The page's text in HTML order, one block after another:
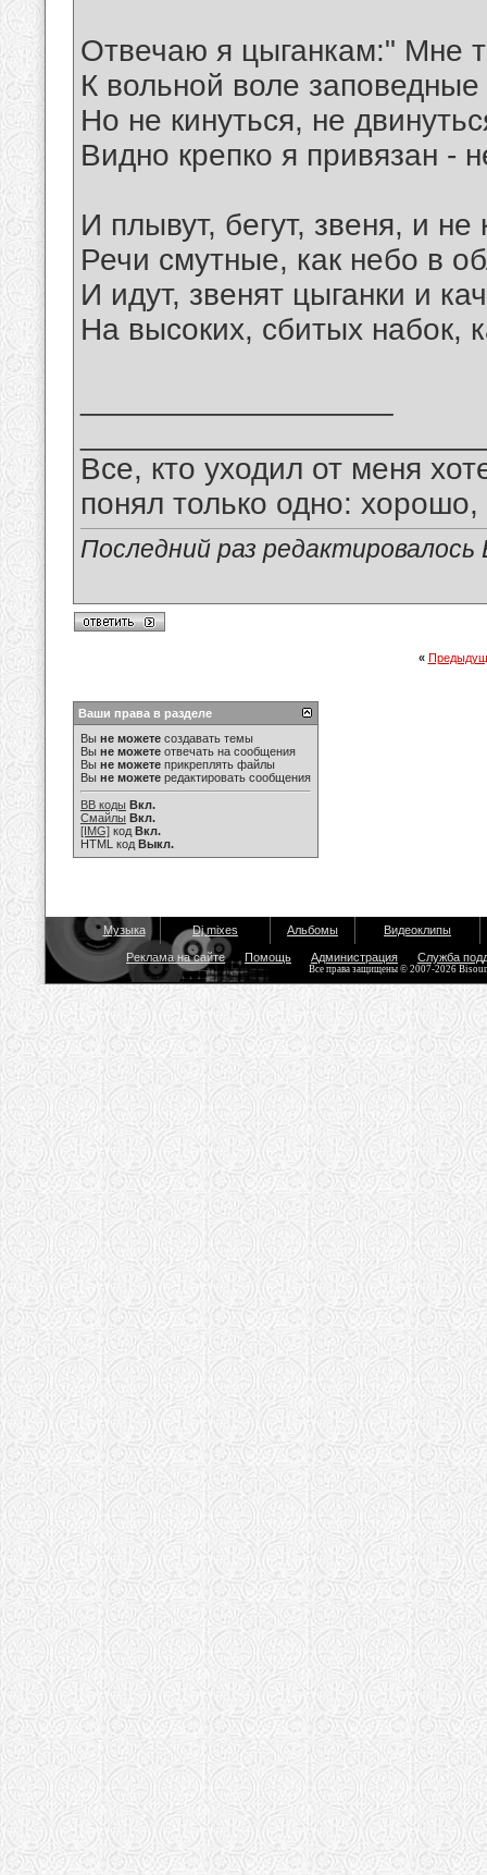
Отвечаю я цыганкам:" Мне
К вольной воле заповедные
Но не кинуться, не
Видно крепко я привязан -
И плывут, бегут, звеня, и не
Речи смутные, как небо в
И идут, звенят цыганки и
На высоких, сбитых набок,
Все, кто уходил от меня
понял только одно:
Последний раз
«
Ваши права в разделе
Вы не можете создавать темы
Вы не можете отвечать на сообщения
Вы не можете прикреплять файлы
Вы не можете редактировать сообщения
BB коды Вкл.
Смайлы Вкл.
[IMG] код Вкл.
HTML код Выкл.
Музыка Dj mixes Альбомы Видеоклипы
Реклама на сайте Помощь Администрация Служба
Все права защищены © 2007-2026